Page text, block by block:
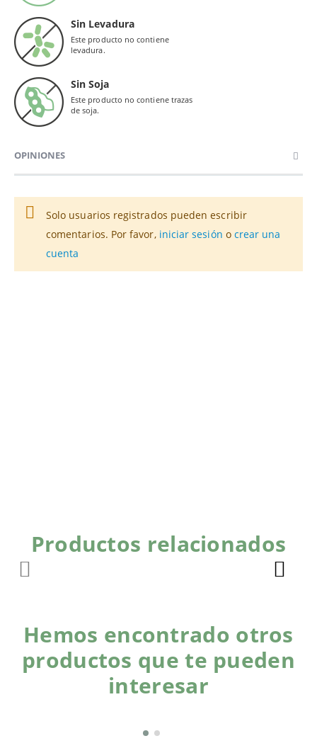
Sin Levadura
Este producto no contiene
levadura.
Sin Soja
Este producto no contiene trazas
de soja.
OPINIONES
Solo usuarios registrados pueden escribir
comentarios. Por favor, iniciar sesión o crear una
cuenta
Productos relacionados
Hemos encontrado otros
productos que te pueden
interesar